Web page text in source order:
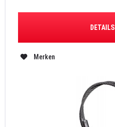
DETAILS
Merken